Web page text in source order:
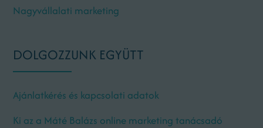
Nagyvállalati marketing
DOLGOZZUNK EGYÜTT
Ajánlatkérés és kapcsolati adatok
Ki az a Máté Balázs online marketing tanácsadó